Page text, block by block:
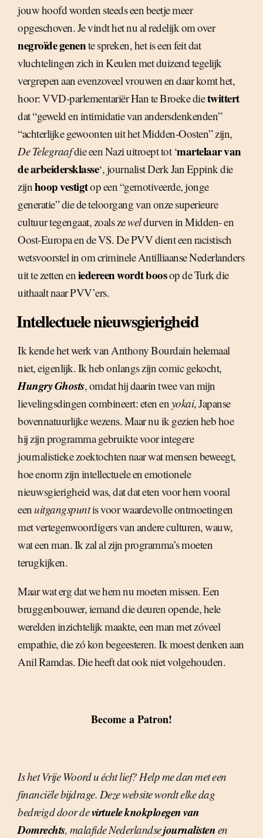
jouw hoofd worden steeds een beetje meer
opgeschoven. Je vindt het nu al redelijk om over
negroïde genente spreken, het is een feit dat
vluchtelingen zich in Keulen met duizend tegelijk
vergrepen aan evenzoveel vrouwen en daar komt het,
hoor: VVD-parlementariër Han te Broeke dietwittert
dat “geweld en intimidatie van andersdenkenden”
“achterlijke gewoonten uit het Midden-Oosten” zijn,
De Telegraafdie een Nazi uitroept tot ‘martelaar van
de arbeidersklasse‘, journalist Derk Jan Eppink die
zijnhoop vestigtop een “gemotiveerde, jonge
generatie” die de teloorgang van onze superieure
cultuur tegengaat, zoals zeweldurven in Midden- en
Oost-Europa en de VS. De PVV dient een racistisch
wetsvoorstel in om criminele Antilliaanse Nederlanders
uit te zetten eniedereen wordt boosop de Turk die
uithaalt naar PVV’ers.
Intellectuele nieuwsgierigheid
Ik kende het werk van Anthony Bourdain helemaal
niet, eigenlijk. Ik heb onlangs zijn comic gekocht,
Hungry Ghosts, omdat hij daarin twee van mijn
lievelingsdingen combineert: eten enyokai, Japanse
bovennatuurlijke wezens. Maar nu ik gezien heb hoe
hij zijn programma gebruikte voor integere
journalistieke zoektochten naar wat mensen beweegt,
hoe enorm zijn intellectuele en emotionele
nieuwsgierigheid was, dat dat eten voor hem vooral
eenuitgangspuntis voor waardevolle ontmoetingen
met vertegenwoordigers van andere culturen, wauw,
wat een man. Ik zal al zijn programma’s moeten
terugkijken.
Maar wat erg dat we hem nu moeten missen. Een
bruggenbouwer, iemand die deuren opende, hele
werelden inzichtelijk maakte, een man met zóveel
empathie, die zó kon begeesteren. Ik moest denken aan
Anil Ramdas. Die heeft dat ook niet volgehouden.
Become a Patron!
Is het Vrije Woord u écht lief? Help me dan met een
financiële bijdrage. Deze website wordt elke dag
bedreigd door devirtuele knokploegen van
Domrechts, malafide Nederlandsejournalistenen